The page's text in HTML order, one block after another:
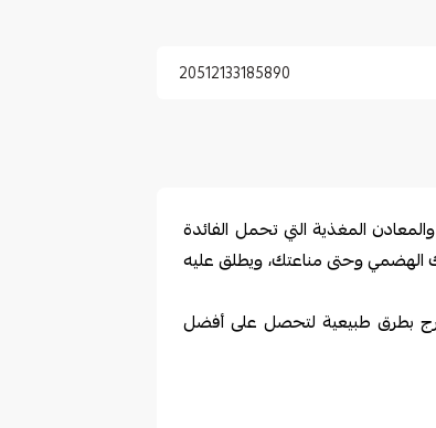
20512133185890
والمعادن المغذية التي تحمل الفائدة
وحتى مناعتك، ويطلق عليه
بطرق طبيعية لتحصل على أفضل